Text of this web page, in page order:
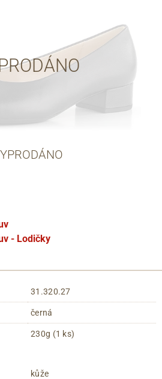
- Lodičky
31.320.27
černá
230g (1 ks)
kůže